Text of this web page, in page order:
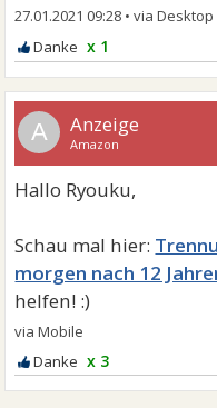
27.01.2021 09:28 •
x 1
A
morgen nach 12
x 3